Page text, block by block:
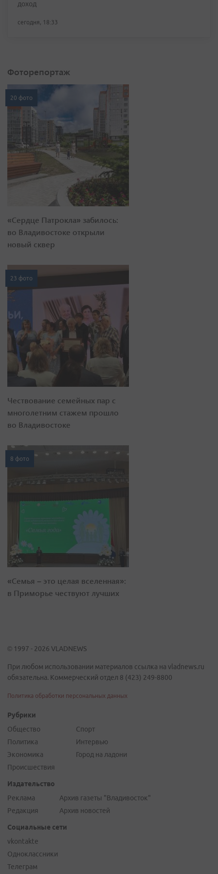
доход
сегодня, 18:33
Фоторепортаж
20 фото
«Сердце Патрокла» забилось:
во Владивостоке открыли
новый сквер
23 фото
Чествование семейных пар с
многолетним стажем прошло
во Владивостоке
8 фото
«Семья – это целая вселенная»:
в Приморье чествуют лучших
© 1997 - 2026 VLADNEWS
При любом использовании материалов ссылка на vladnews.ru
обязательна. Коммерческий отдел 8 (423) 249-8800
Политика обработки персональных данных
Рубрики
Общество
Политика
Экономика
Происшествия
Спорт
Интервью
Город на ладони
Издательство
Реклама
Редакция
Архив газеты "Владивосток"
Архив новостей
Социальные сети
vkontakte
Одноклассники
Телеграм